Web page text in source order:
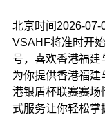
北京时间2026-07-
VSAHF将准时开
号，喜欢香港福
为你提供香港福
港银盾杯联赛赛场
式服务让你轻松掌